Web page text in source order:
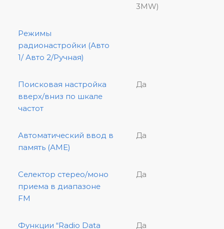
3MW)
Режимы
радионастройки (Авто
1/ Авто 2/Ручная)
Поисковая настройка
вверх/вниз по шкале
частот
Да
Автоматический ввод в
память (АМЕ)
Да
Селектор стерео/моно
приема в диапазоне
FM
Да
Функции “Radio Data
Да